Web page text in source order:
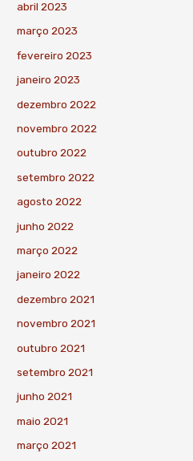
abril 2023
março 2023
fevereiro 2023
janeiro 2023
dezembro 2022
novembro 2022
outubro 2022
setembro 2022
agosto 2022
junho 2022
março 2022
janeiro 2022
dezembro 2021
novembro 2021
outubro 2021
setembro 2021
junho 2021
maio 2021
março 2021